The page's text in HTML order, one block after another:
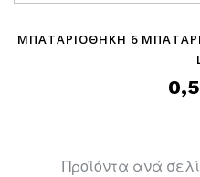
ΜΠΑΤΑΡΙΟΘΗΚΗ 6
Προϊόντα ανά